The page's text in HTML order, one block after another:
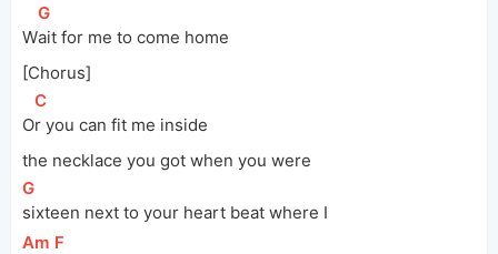
W
[
G
ait for me to come home
[Chorus]
O
[
C
r you can fit me inside
the necklace you got when you were
[
G
sixteen next to your heart beat where I
[
Am ][F